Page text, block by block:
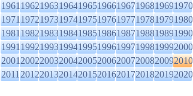
1961196219631964196519661967196819691970
1971197219731974197519761977197819791980
1981198219831984198519861987198819891990
1991199219931994199519961997199819992000
2001200220032004200520062007200820092010
2011201220132014201520162017201820192020